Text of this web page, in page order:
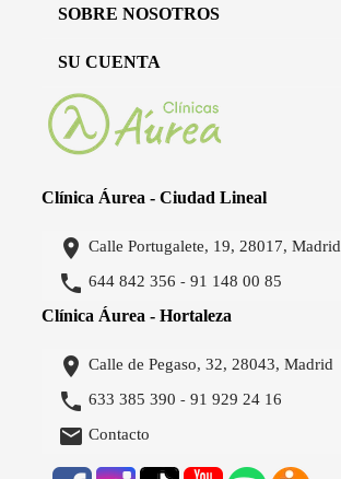
SOBRE NOSOTROS
SU CUENTA
Clínica Áurea - Ciudad Lineal
 Calle Portugalete, 19, 28017, Madrid
 644 842 356 -91 148 00 85
Clínica Áurea - Hortaleza
 Calle de Pegaso, 32, 28043, Madrid
 633 385 390 -91 929 24 16
 Contacto